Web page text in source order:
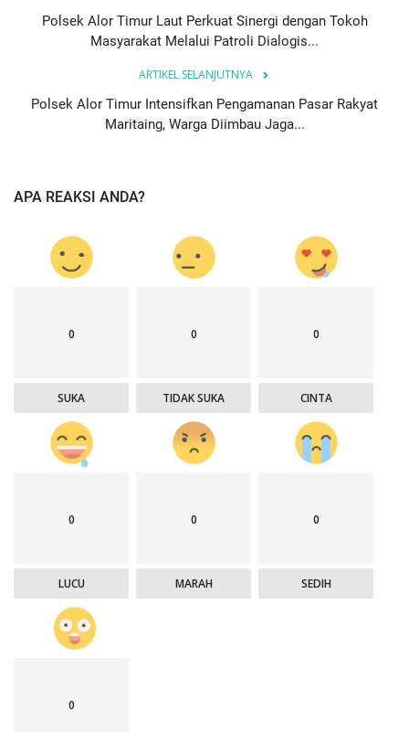
Polsek Alor Timur Laut Perkuat Sinergi dengan Tokoh
Masyarakat Melalui Patroli Dialogis...
ARTIKEL SELANJUTNYA
Polsek Alor Timur Intensifkan Pengamanan Pasar Rakyat
Maritaing, Warga Diimbau Jaga...
APA REAKSI ANDA?
0
SUKA
0
TIDAK SUKA
0
CINTA
0
LUCU
0
MARAH
0
SEDIH
0